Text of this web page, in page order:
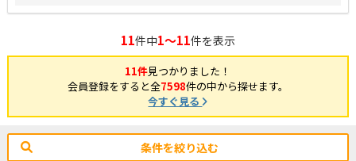
11件中1～11件を表示
11件見つかりました！
会員登録をすると全7598件の中から探せます。
今すぐ見る
条件を絞り込む